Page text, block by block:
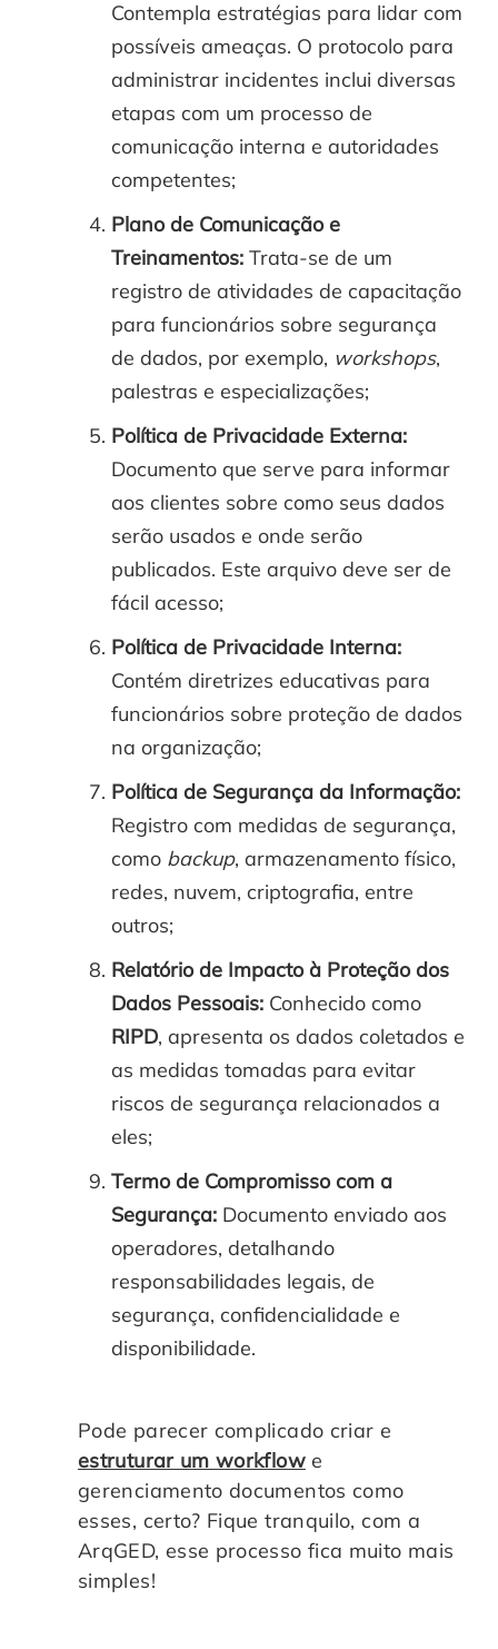
Contempla estratégias para lidar com
possíveis ameaças. O protocolo para
administrar incidentes inclui diversas
etapas com um processo de
comunicação interna e autoridades
competentes;
Plano de Comunicação e
Treinamentos: Trata-se de um
registro de atividades de capacitação
para funcionários sobre segurança
de dados, por exemplo, workshops,
palestras e especializações;
Política de Privacidade Externa:
Documento que serve para informar
aos clientes sobre como seus dados
serão usados e onde serão
publicados. Este arquivo deve ser de
fácil acesso;
Política de Privacidade Interna:
Contém diretrizes educativas para
funcionários sobre proteção de dados
na organização;
Política de Segurança da Informação:
Registro com medidas de segurança,
como backup, armazenamento físico,
redes, nuvem, criptografia, entre
outros;
Relatório de Impacto à Proteção dos
Dados Pessoais: Conhecido como
RIPD, apresenta os dados coletados e
as medidas tomadas para evitar
riscos de segurança relacionados a
eles;
Termo de Compromisso com a
Segurança: Documento enviado aos
operadores, detalhando
responsabilidades legais, de
segurança, confidencialidade e
disponibilidade.
Pode parecer complicado criar e
estruturar um workflowe
gerenciamento documentos como
esses, certo? Fique tranquilo, com a
ArqGED, esse processo fica muito mais
simples!